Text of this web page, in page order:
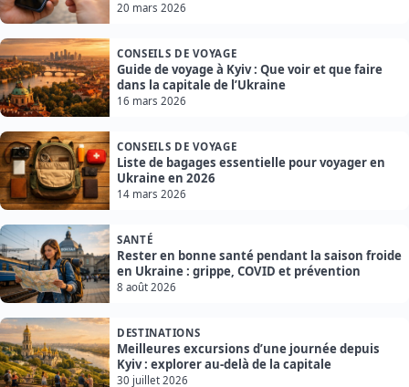
20 mars 2026
CONSEILS DE VOYAGE
Guide de voyage à Kyiv : Que voir et que faire
dans la capitale de l’Ukraine
16 mars 2026
CONSEILS DE VOYAGE
Liste de bagages essentielle pour voyager en
Ukraine en 2026
14 mars 2026
SANTÉ
Rester en bonne santé pendant la saison froide
en Ukraine : grippe, COVID et prévention
8 août 2026
DESTINATIONS
Meilleures excursions d’une journée depuis
Kyiv : explorer au-delà de la capitale
30 juillet 2026